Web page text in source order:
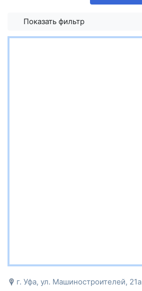
Показать фильтр
г. Уфа, ул. Машиностроителей, 21а